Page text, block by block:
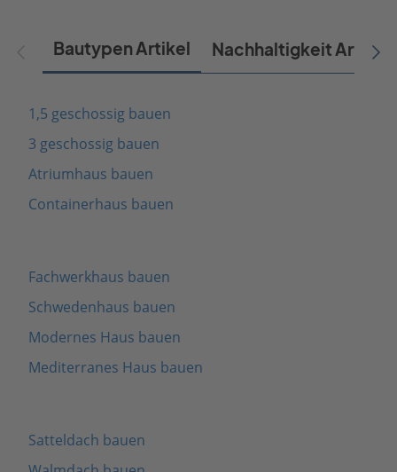
Bautypen Artikel Nachhaltigkeit Artikel
1,5 geschossig bauen
3 geschossig bauen
Atriumhaus bauen
Containerhaus bauen
Fachwerkhaus bauen
Schwedenhaus bauen
Modernes Haus bauen
Mediterranes Haus bauen
Satteldach bauen